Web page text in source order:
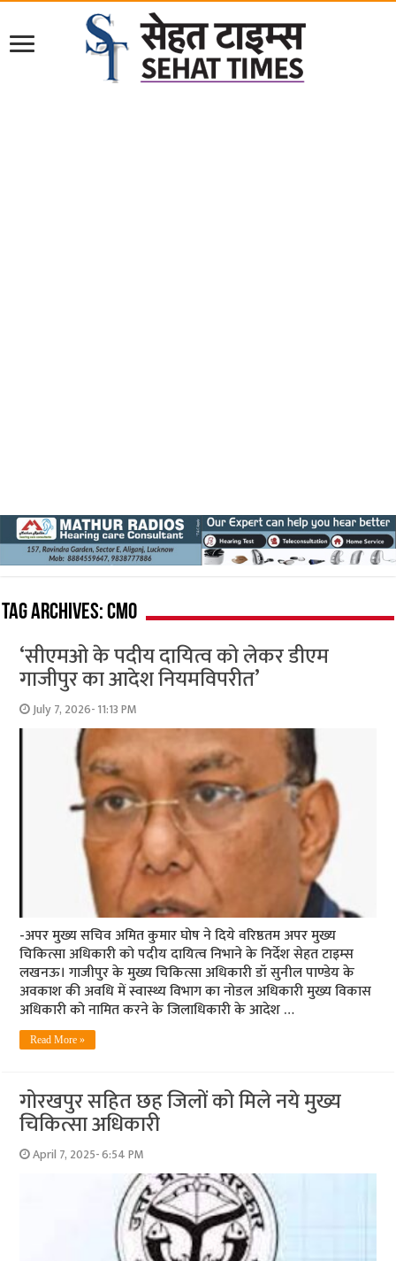
Tag Archives:CMO
‘सीएमओ के पदीय दायित्व को लेकर डीएम
गाजीपुर का आदेश नियमविपरीत’
July 7, 2026- 11:13 PM
-अपर मुख्य सचिव अमित कुमार घोष ने दिये वरिष्ठतम अपर मुख्य
चिकित्सा अधिकारी को पदीय दायित्व निभाने के निर्देश सेहत टाइम्स
लखनऊ। गाजीपुर के मुख्य चिकित्सा अधिकारी डॉ सुनील पाण्डेय के
अवकाश की अवधि में स्वास्थ्य विभाग का नोडल अधिकारी मुख्य विकास
अधिकारी को नामित करने के जिलाधिकारी के आदेश …
Read More »
गोरखपुर सहित छह जिलों को मिले नये मुख्य
चिकित्सा अधिकारी
April 7, 2025- 6:54 PM